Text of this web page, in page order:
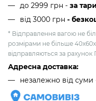
до 2999 грн - за
від 3000 грн -
* Відправлення вагою не
розмірами не більше
відправляються за рахунок
Адресна доставка:
незалежно від суми